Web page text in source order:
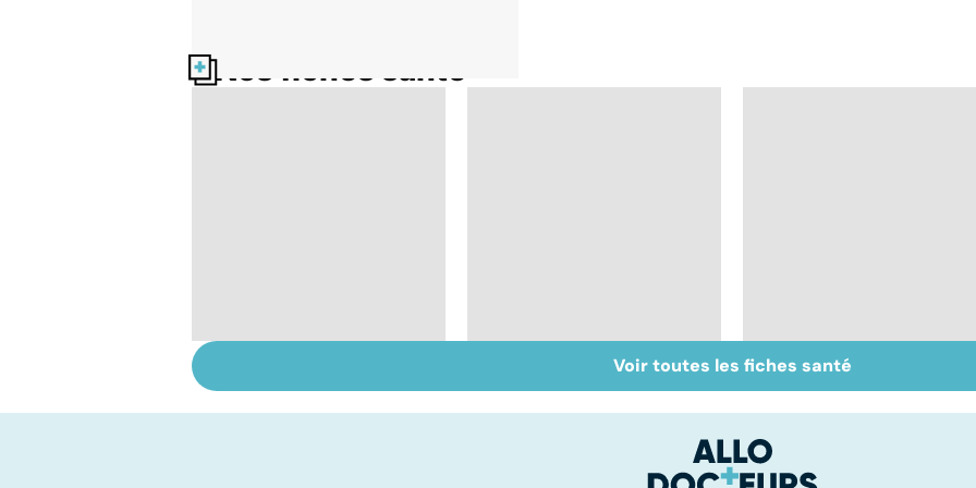
Nos fiches santé
bonnes résolutions
Les méthodes qui
fonctionnent
Les solutions pour en
finir avec la cigarette
Voir toutes les fiches santé